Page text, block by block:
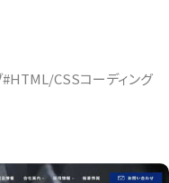
#HTML/CSSコーディング